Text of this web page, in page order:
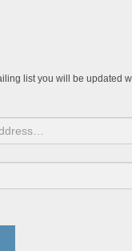
list you will be updated